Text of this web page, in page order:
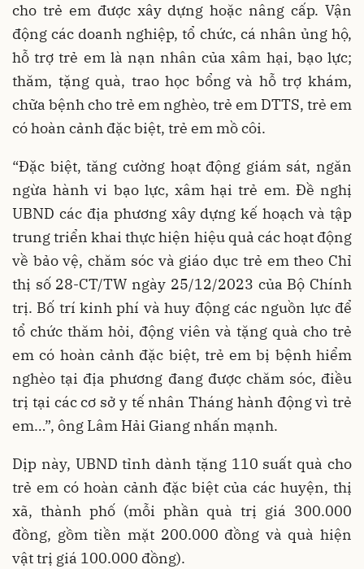
cho trẻ em được xây dựng hoặc nâng cấp. Vận
động các doanh nghiệp, tổ chức, cá nhân ủng hộ,
hỗ trợ trẻ em là nạn nhân của xâm hại, bạo lực;
thăm, tặng quà, trao học bổng và hỗ trợ khám,
chữa bệnh cho trẻ em nghèo, trẻ em DTTS, trẻ em
có hoàn cảnh đặc biệt, trẻ em mồ côi.
“Đặc biệt, tăng cường hoạt động giám sát, ngăn
ngừa hành vi bạo lực, xâm hại trẻ em. Đề nghị
UBND các địa phương xây dựng kế hoạch và tập
trung triển khai thực hiện hiệu quả các hoạt động
về bảo vệ, chăm sóc và giáo dục trẻ em theo Chỉ
thị số 28-CT/TW ngày 25/12/2023 của Bộ Chính
trị. Bố trí kinh phí và huy động các nguồn lực để
tổ chức thăm hỏi, động viên và tặng quà cho trẻ
em có hoàn cảnh đặc biệt, trẻ em bị bệnh hiểm
nghèo tại địa phương đang được chăm sóc, điều
trị tại các cơ sở y tế nhân Tháng hành động vì trẻ
em…”, ông Lâm Hải Giang nhấn mạnh.
Dịp này, UBND tỉnh dành tặng 110 suất quà cho
trẻ em có hoàn cảnh đặc biệt của các huyện, thị
xã, thành phố (mỗi phần quà trị giá 300.000
đồng, gồm tiền mặt 200.000 đồng và quà hiện
vật trị giá 100.000 đồng).